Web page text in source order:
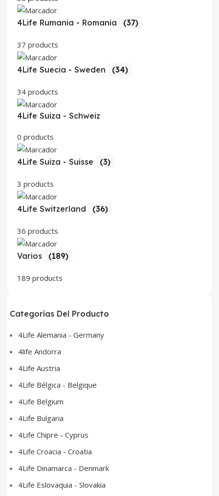
4Life Rumania - Romania (37)
37 products
4Life Suecia - Sweden (34)
34 products
4Life Suiza - Schweiz
0 products
4Life Suiza - Suisse (3)
3 products
4Life Switzerland (36)
36 products
Varios (189)
189 products
Categorías Del Producto
4Life Alemania - Germany
4life Andorra
4Life Austria
4Life Bélgica - Belgique
4Life Belgium
4Life Bulgaria
4Life Chipre - Cyprus
4Life Croacia - Croatia
4Life Dinamarca - Denmark
4Life Eslovaquia - Slovakia